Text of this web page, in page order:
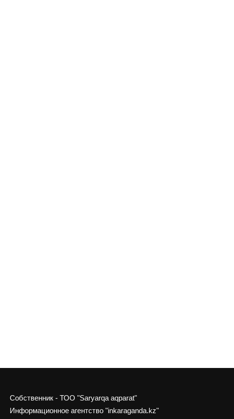
Собственник - ТОО "Saryarqa aqparat"
Информационное агентство "inkaraganda.kz"